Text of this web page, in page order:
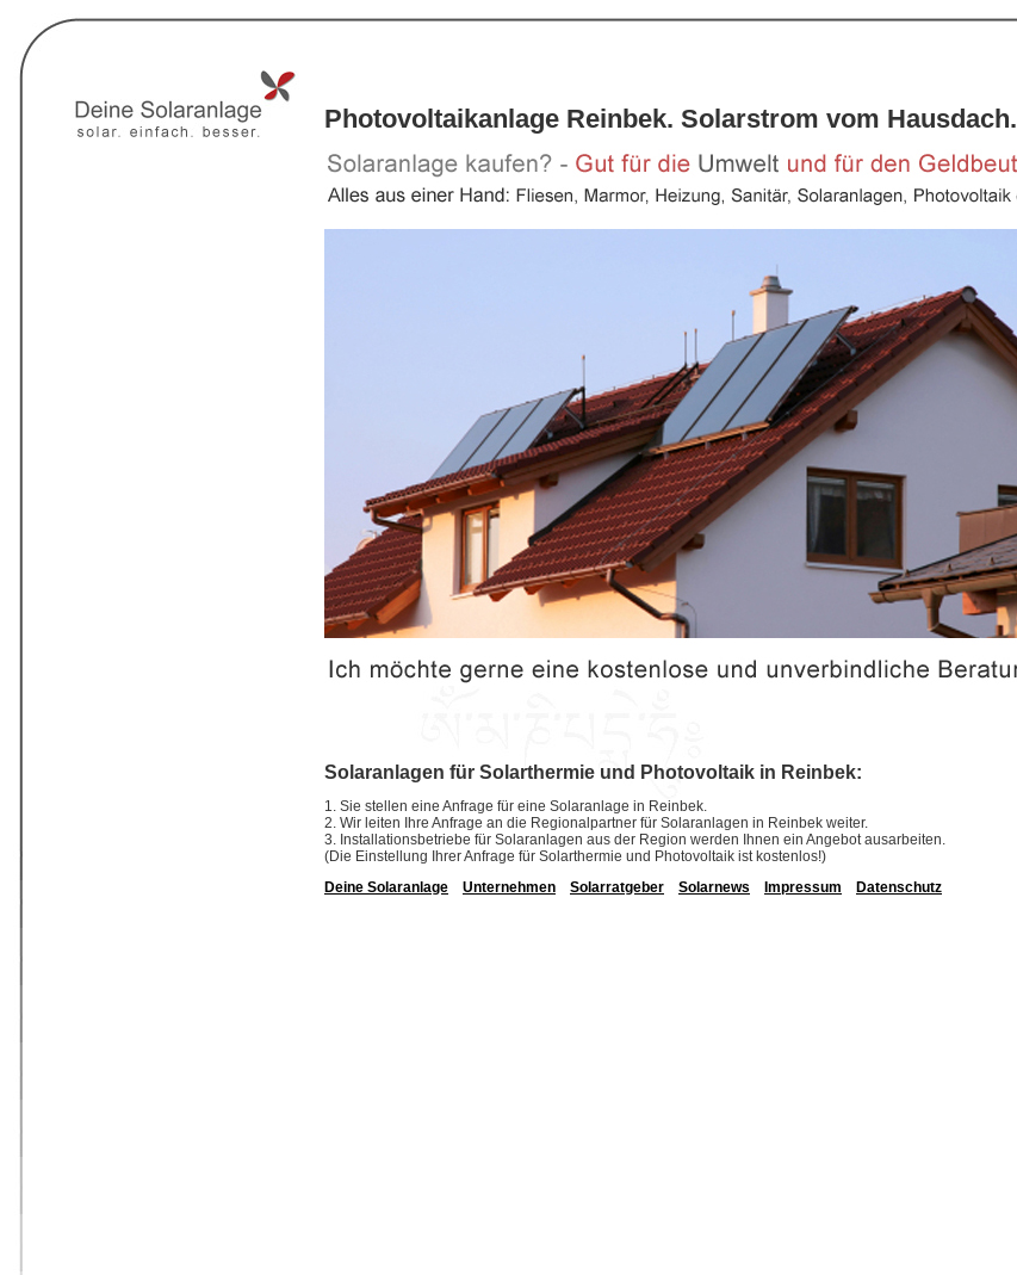
Photovoltaikanlage Reinbek. Solarstrom vom Hausdach.
Solaranlagen für Solarthermie und Photovoltaik in Reinbek:
1. Sie stellen eine Anfrage für eine Solaranlage in Reinbek.
2. Wir leiten Ihre Anfrage an die Regionalpartner für Solaranlagen in Reinbek weiter.
3. Installationsbetriebe für Solaranlagen aus der Region werden Ihnen ein Angebot ausarbeiten.
(Die Einstellung Ihrer Anfrage für Solarthermie und Photovoltaik ist kostenlos!)
Deine Solaranlage
Unternehmen Solarratgeber Solarnews Impressum Datenschutz